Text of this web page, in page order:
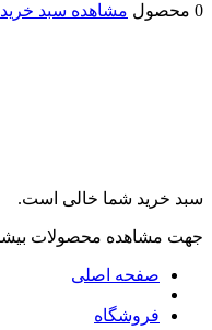
0 محصول
مشاهده سبد خرید
سبد خرید شما خالی است.
جهت مشاهده محصولات
صفحه اصلی
فروشگاه